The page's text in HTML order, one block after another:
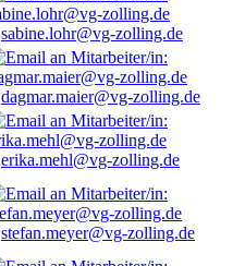
sabine.lohr@vg-zolling.de
dagmar.maier@vg-zolling.de
erika.mehl@vg-zolling.de
stefan.meyer@vg-zolling.de